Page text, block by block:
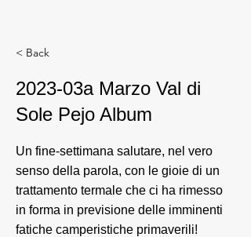
< Back
2023-03a Marzo Val di
Sole Pejo Album
Un fine-settimana salutare, nel vero
senso della parola, con le gioie di un
trattamento termale che ci ha rimesso
in forma in previsione delle imminenti
fatiche camperistiche primaverili!